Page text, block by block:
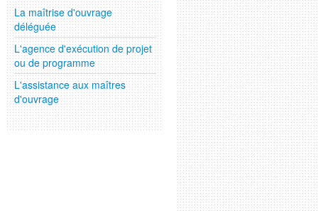
La maîtrise d'ouvrage
déléguée
L'agence d'exécution de projet
ou de programme
L'assistance aux maîtres
d'ouvrage